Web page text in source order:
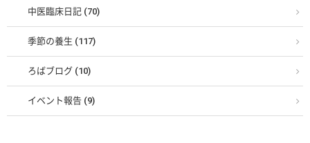
中医臨床日記 (70)
季節の養生 (117)
ろばブログ (10)
イベント報告 (9)